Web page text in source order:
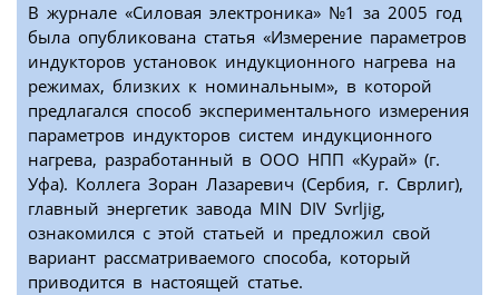
В журнале «Силовая электроника» №1 за 2005 год
была опубликована статья «Измерение параметров
индукторов установок индукционного нагрева на
режимах, близких к номинальным», в которой
предлагался способ экспериментального измерения
параметров индукторов систем индукционного
нагрева, разработанный в ООО НПП «Курай» (г.
Уфа). Коллега Зоран Лазаревич (Сербия, г. Сврлиг),
главный энергетик завода MIN DIV Svrljig,
ознакомился с этой статьей и предложил свой
вариант рассматриваемого способа, который
приводится в настоящей статье.